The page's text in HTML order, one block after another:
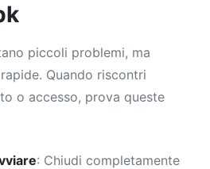
piccoli problemi, ma
Quando riscontri
o accesso, prova queste
: Chiudi completamente